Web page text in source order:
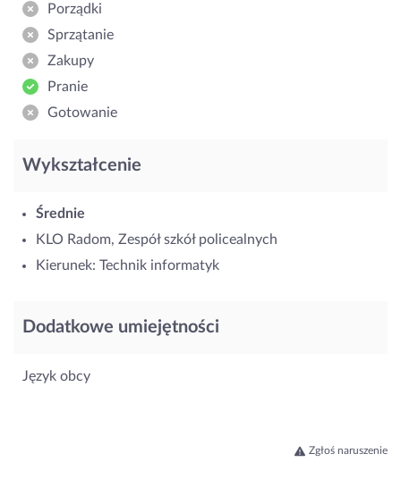
Porządki
Sprzątanie
Zakupy
Pranie
Gotowanie
Wykształcenie
Średnie
KLO Radom, Zespół szkół policealnych
Kierunek: Technik informatyk
Dodatkowe umiejętności
Język obcy
Zgłoś naruszenie